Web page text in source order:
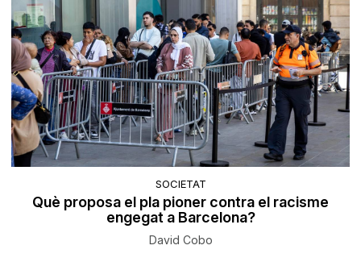
SOCIETAT
Què proposa el pla pioner contra el racisme
engegat a Barcelona?
David Cobo